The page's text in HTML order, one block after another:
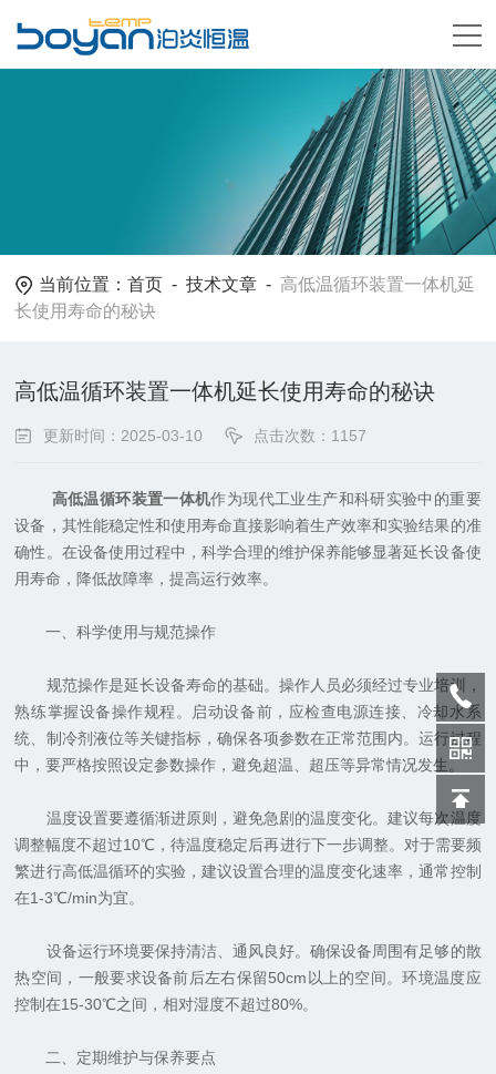
当前位置：首页 -技术文章 -高低温循环装置一体机延
长使用寿命的秘诀
高低温循环装置一体机延长使用寿命的秘诀
更新时间：2025-03-10 点击次数：1157
高低温循环装置一体机作为现代工业生产和科研实验中的重要
设备，其性能稳定性和使用寿命直接影响着生产效率和实验结果的准
确性。在设备使用过程中，科学合理的维护保养能够显著延长设备使
用寿命，降低故障率，提高运行效率。
一、科学使用与规范操作
规范操作是延长设备寿命的基础。操作人员必须经过专业培训，
熟练掌握设备操作规程。启动设备前，应检查电源连接、冷却水系
统、制冷剂液位等关键指标，确保各项参数在正常范围内。运行过程
中，要严格按照设定参数操作，避免超温、超压等异常情况发生。
温度设置要遵循渐进原则，避免急剧的温度变化。建议每次温度
调整幅度不超过10℃，待温度稳定后再进行下一步调整。对于需要频
繁进行高低温循环的实验，建议设置合理的温度变化速率，通常控制
在1-3℃/min为宜。
设备运行环境要保持清洁、通风良好。确保设备周围有足够的散
热空间，一般要求设备前后左右保留50cm以上的空间。环境温度应
控制在15-30℃之间，相对湿度不超过80%。
二、定期维护与保养要点